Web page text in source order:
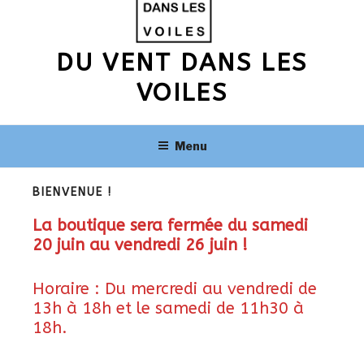
DU VENT DANS LES
VOILES
Menu
BIENVENUE !
La boutique sera fermée du samedi
20 juin au vendredi 26 juin !
Horaire : Du mercredi au vendredi de
13h à 18h et le samedi de 11h30 à
18h.